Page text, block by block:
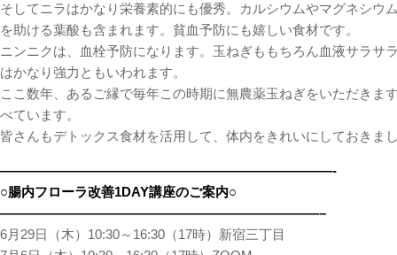
そしてニラはかなり栄養素的にも優秀。カルシウムやマグネシウ
を助ける葉酸も含まれます。貧血予防にも嬉しい食材です。
ニンニクは、血栓予防になります。玉ねぎももちろん血液サラサ
はかなり強力ともいわれます。
ここ数年、あるご縁で毎年この時期に無農薬玉ねぎをいただきま
べています。
皆さんもデトックス食材を活用して、体内をきれいにしておきま
—————————————————————————-
○腸内フローラ改善1DAY講座のご案内○
————————————————————————–
6月29日（木）10:30～16:30（17時）新宿三丁目